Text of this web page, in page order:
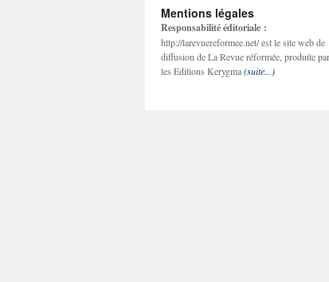
Mentions légales
Responsabilité éditoriale :
http://larevuereformee.net/ est le site web de
diffusion de La Revue réformée, produite par
les Editions Kerygma(suite...)